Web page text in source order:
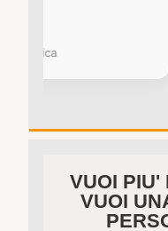
VUOI PIU'
VUOI